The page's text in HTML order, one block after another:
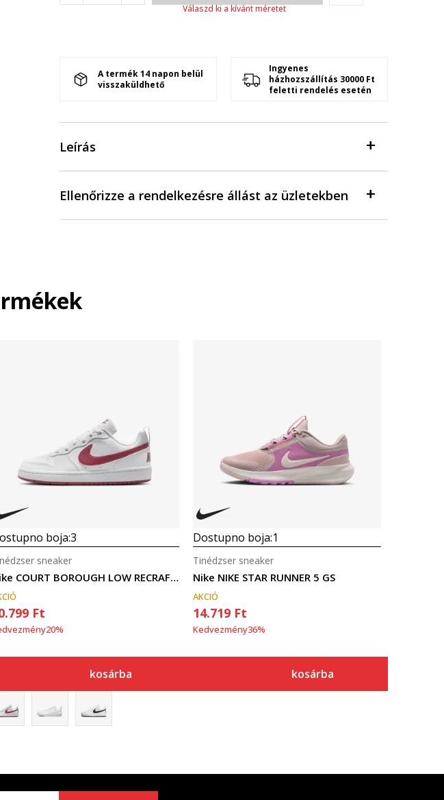
Válaszd ki a kívánt méretet
A termék 14 napon belül
visszaküldhető
Ingyenes
házhozszállítás 30000 Ft
feletti rendelés esetén
Leírás
Ellenőrizze a rendelkezésre állást az üzletekben
boja:3
Nike COURT BOROUGH LOW RECRAFT (GS)
sneaker
Ft
20%
kosárba
Dostupno boja:1
Nike NIKE STAR RUNNER 5 GS
Tinédzser sneaker
AKCIÓ
14.719 Ft
Kedvezmény36%
kosárba